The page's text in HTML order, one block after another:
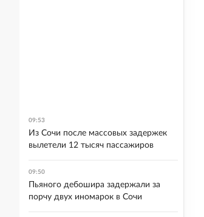
09:53
Из Сочи после массовых задержек
вылетели 12 тысяч пассажиров
09:50
Пьяного дебошира задержали за
порчу двух иномарок в Сочи